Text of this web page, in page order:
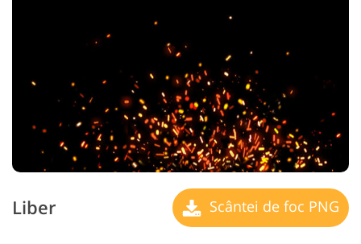
Liber Scântei de foc PNG